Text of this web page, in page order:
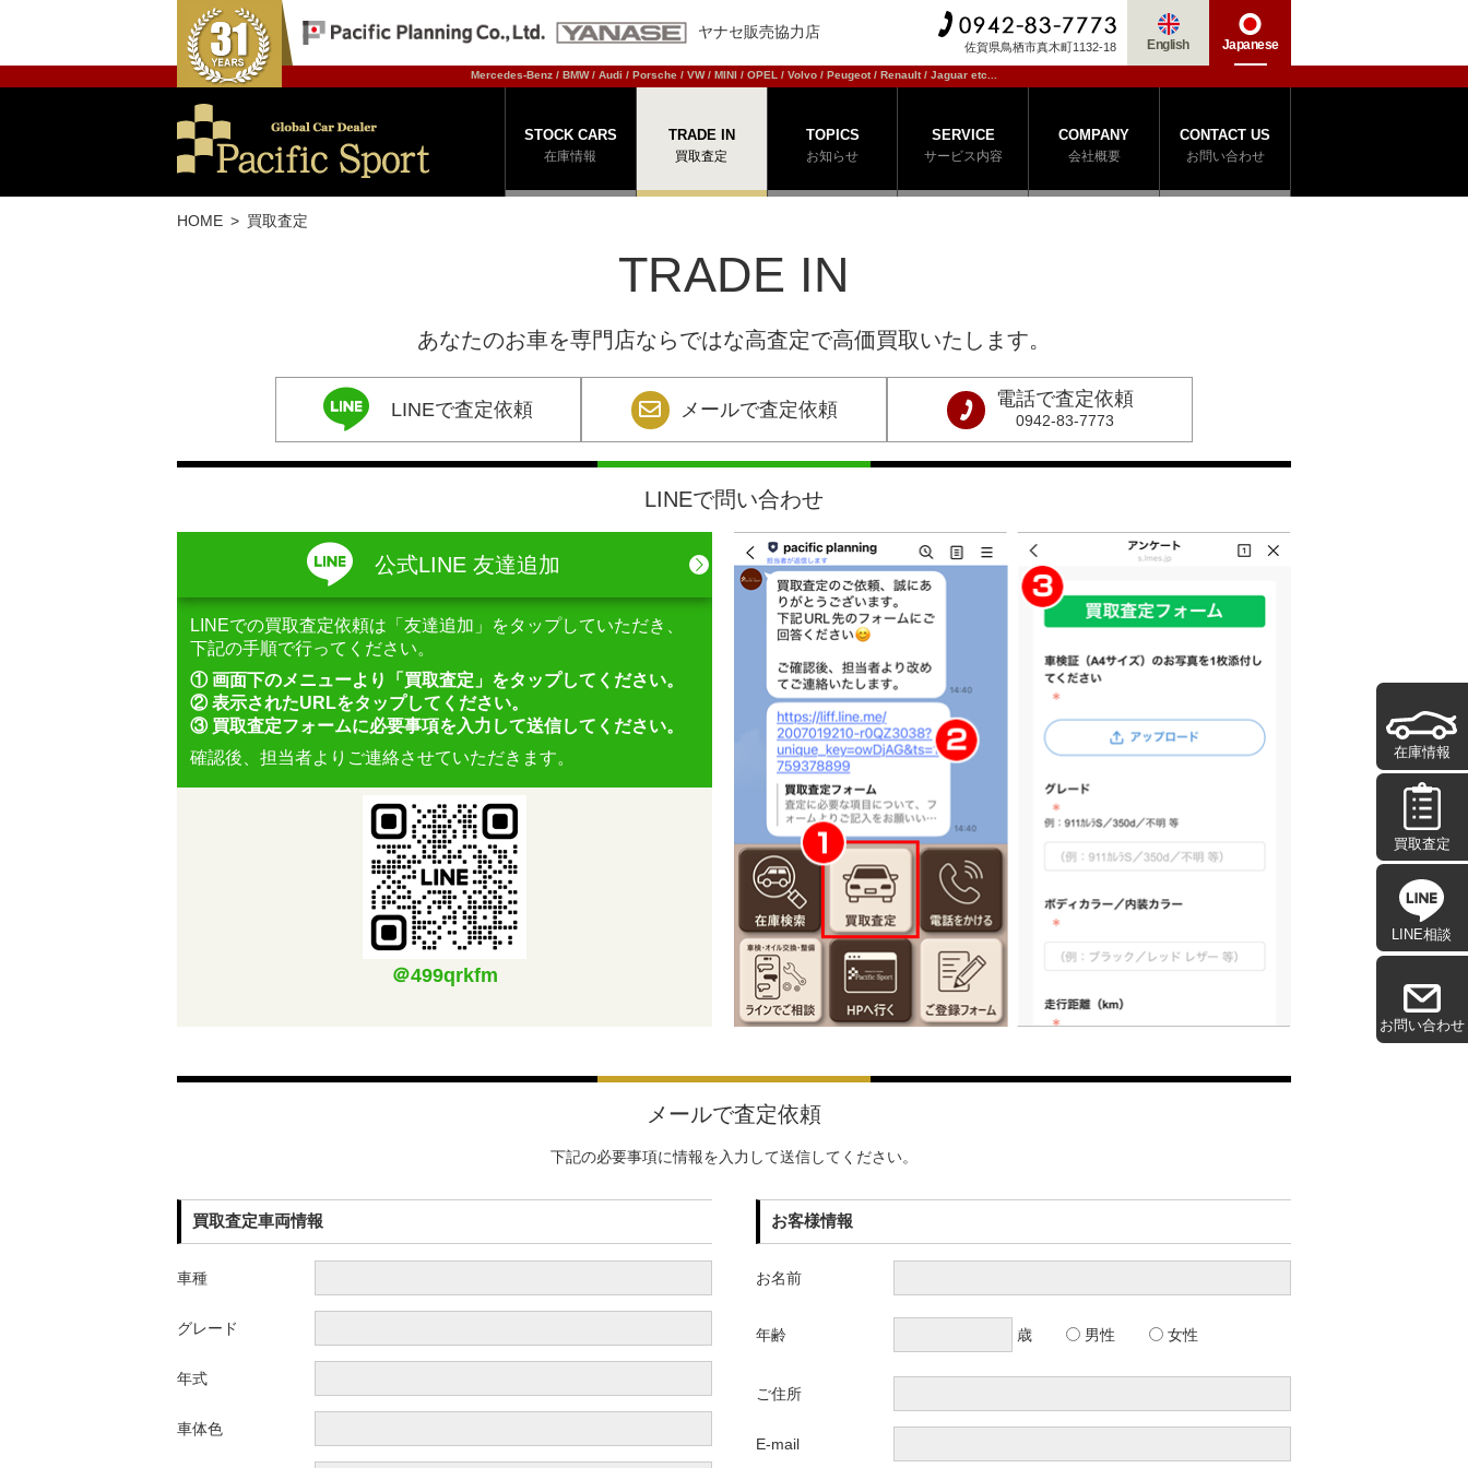
ヤナセ販売協力店
佐賀県鳥栖市真木町1132-18 English Japanese
Mercedes-Benz / BMW / Audi / Porsche / VW / MINI / OPEL / Volvo / Peugeot / Renault / Jaguar etc...
STOCK CARS
在庫情報
TRADE IN
買取査定
TOPICS
お知らせ
SERVICE
サービス内容
COMPANY
会社概要
CONTACT US
お問い合わせ
HOME 買取査定
TRADE IN
あなたのお車を専門店ならではな高査定で高価買取いたします。
LINEで査定依頼 メールで査定依頼 電話で査定依頼
0942-83-7773
LINEで問い合わせ
公式LINE 友達追加
LINEでの買取査定依頼は「友達追加」をタップしていただき、
下記の手順で行ってください。
① 画面下のメニューより「買取査定」をタップしてください。
② 表示されたURLをタップしてください。
③ 買取査定フォームに必要事項を入力して送信してください。
確認後、担当者よりご連絡させていただきます。
＠499qrkfm
メールで査定依頼
下記の必要事項に情報を入力して送信してください。
買取査定車両情報
車種
グレード
年式
車体色
お客様情報
お名前
年齢 歳 男性 女性
ご住所
E-mail
在庫情報
買取査定
LINE相談
お問い合わせ